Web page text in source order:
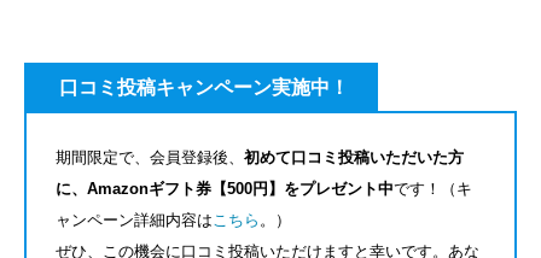
口コミ投稿キャンペーン実施中！
期間限定で、会員登録後、 初めて口コミ投稿いただいた方
に、Amazonギフト券【500円】をプレゼント中です！（キ
ャンペーン詳細内容は こちら 。）
ぜひ、この機会に口コミ投稿いただけますと幸いです。あな